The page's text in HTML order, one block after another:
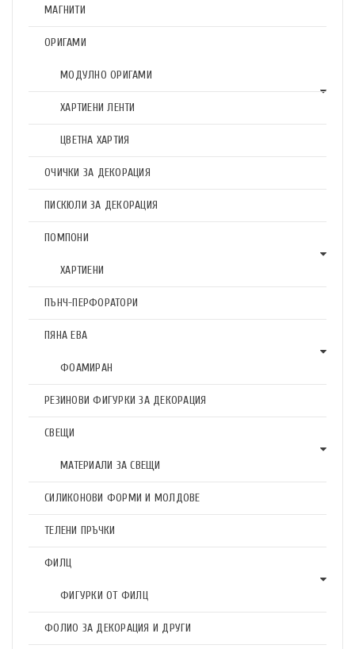
МАГНИТИ
ОРИГАМИ
МОДУЛНО ОРИГАМИ
ХАРТИЕНИ ЛЕНТИ
ЦВЕТНА ХАРТИЯ
ОЧИЧКИ ЗА ДЕКОРАЦИЯ
ПИСКЮЛИ ЗА ДЕКОРАЦИЯ
ПОМПОНИ
ХАРТИЕНИ
ПЪНЧ-ПЕРФОРАТОРИ
ПЯНА ЕВА
ФОАМИРАН
РЕЗИНОВИ ФИГУРКИ ЗА ДЕКОРАЦИЯ
СВЕЩИ
МАТЕРИАЛИ ЗА СВЕЩИ
СИЛИКОНОВИ ФОРМИ И МОЛДОВЕ
ТЕЛЕНИ ПРЪЧКИ
ФИЛЦ
ФИГУРКИ ОТ ФИЛЦ
ФОЛИО ЗА ДЕКОРАЦИЯ И ДРУГИ